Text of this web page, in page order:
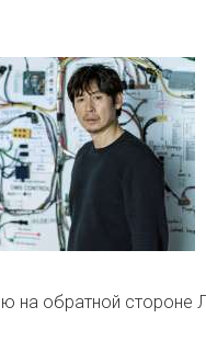
на обратной стороне